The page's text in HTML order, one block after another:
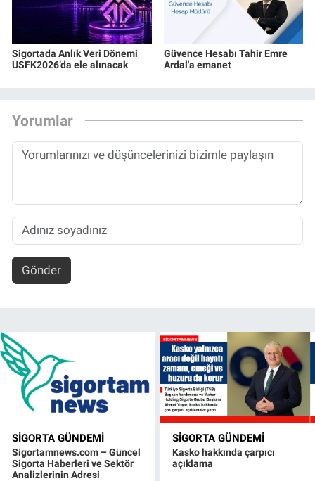
Sigortada Anlık Veri Dönemi
USFK2026’da ele alınacak
Güvence Hesabı Tahir Emre
Ardal'a emanet
Yorumlar
Gönder
SIGORTA GÜNDEMI
Sigortamnews.com – Güncel
Sigorta Haberleri ve Sektör
Analizlerinin Adresi
SIGORTA GÜNDEMI
Kasko hakkında çarpıcı
açıklama